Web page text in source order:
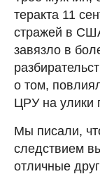
теракта 11
стражей в
завязло в
о том,
ЦРУ на улики
Мы писали,
следствием
отличные